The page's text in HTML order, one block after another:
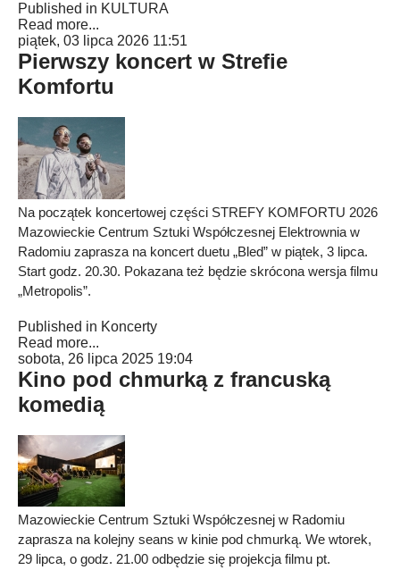
Published in KULTURA
Read more...
piątek, 03 lipca 2026 11:51
Pierwszy koncert w Strefie
Komfortu
Na początek koncertowej części STREFY KOMFORTU 2026
Mazowieckie Centrum Sztuki Współczesnej Elektrownia w
Radomiu zaprasza na koncert duetu „Bled” w piątek, 3 lipca.
Start godz. 20.30. Pokazana też będzie skrócona wersja filmu
„Metropolis”.
Published in Koncerty
Read more...
sobota, 26 lipca 2025 19:04
Kino pod chmurką z francuską
komedią
Mazowieckie Centrum Sztuki Współczesnej w Radomiu
zaprasza na kolejny seans w kinie pod chmurką. We wtorek,
29 lipca, o godz. 21.00 odbędzie się projekcja filmu pt.